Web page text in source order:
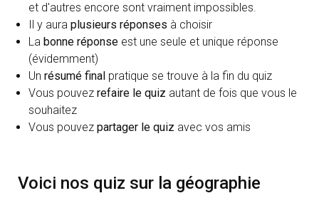
et d'autres encore sont vraiment impossibles.
Il y aura plusieurs réponses à choisir
La bonne réponse est une seule et unique réponse
(évidemment)
Un résumé final pratique se trouve à la fin du quiz
Vous pouvez refaire le quiz autant de fois que vous le
souhaitez
Vous pouvez partager le quiz avec vos amis
Voici nos quiz sur la géographie